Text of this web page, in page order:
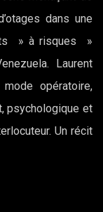
dans une
» à risques »
Laurent
opératoire,
psychologique et
Un récit